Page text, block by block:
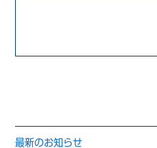
最新のお知らせ